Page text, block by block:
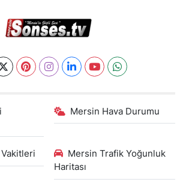
Mersin Hava Durumu
Mersin Trafik Yoğunluk
Haritası